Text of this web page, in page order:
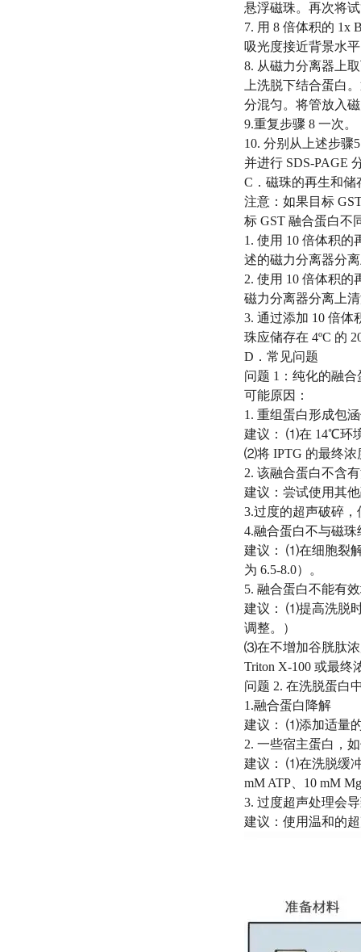
悬浮磁珠。再次将
7. 用 8 倍体积的 1x
吸光度接近背景水
8. 从磁力分离器上
上洗脱下结合蛋白
分混匀。将管放入
9.重复步骤 8 一次。
10. 分别从上述步骤
并进行 SDS-PAGE
C．磁珠的再生和储
注意：如果目标
标 GST 融合蛋白不
1. 使用 10 倍体积的
述的磁力分离器分
2. 使用 10 倍体积的
磁力分离器分离上
3. 通过添加 10 倍体
珠应储存在 4ºC 的
D．常见问题
问题 1：纯化的融
可能原因：
1. 重组蛋白形成包
建议： ⑴在 14℃环
⑵将 IPTG 的最终浓
2. 该融合蛋白不含
建议：尝试使用其
3.过度的超声破碎
4.融合蛋白不与磁珠
建议： ⑴在细胞裂
为 6.5-8.0）。
5. 融合蛋白不能有
建议： ⑴提高洗脱
调整。）
⑶在不增加谷胱肽浓
Triton X-100 或最终
问题 2. 在洗脱蛋白
1.融合蛋白降解
建议： ⑴添加适量
2. 一些宿主蛋白，
建议： ⑴在洗脱缓
mM ATP、10 mM
3. 过度超声处理会
建议：使用温和的